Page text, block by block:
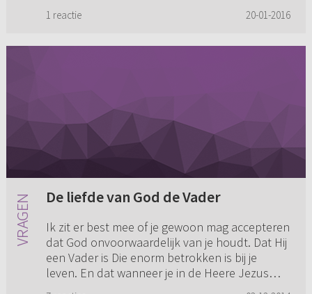
1 reactie 20-01-2016
De liefde van God de Vader
Ik zit er best mee of je gewoon mag accepteren
dat God onvoorwaardelijk van je houdt. Dat Hij
een Vader is Die enorm betrokken is bij je
leven. En dat wanneer je in de Heere Jezus